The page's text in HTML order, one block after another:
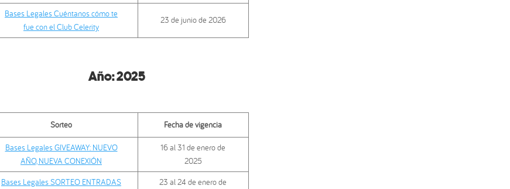
Bases Legales Cuéntanos cómo te
fue con el Club Celerity
23 de junio de 2026
Año:2025
Sorteo Fecha de vigencia
Bases Legales GIVEAWAY: NUEVO
AÑO, NUEVA CONEXIÓN
16 al 31 de enero de
2025
Bases Legales SORTEO ENTRADAS
23 al 24 de enero de